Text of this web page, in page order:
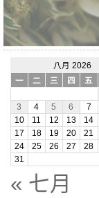
八月 2026
一
二 三 四 五
3
4 5 6 7
10
11 12 13 14
17
18 19 20 21
24
25 26 27 28
31
« 七月